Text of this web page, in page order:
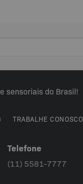
sensoriais do Brasil!
TRABALHE CONOSCO
Telefone
(11) 5581-7777